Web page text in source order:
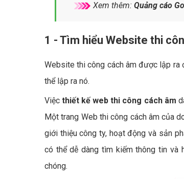
Xem thêm: Quảng cáo
1 - Tìm hiểu Website thi
Website thi công cách âm được lập ra
thể lập ra nó.
Việcthiết kế web thi công cách âm
Một trang Web thi công cách âm của
giới thiệu công ty, hoạt động và sản
có thể dễ dàng tìm kiếm thông tin và
chóng.